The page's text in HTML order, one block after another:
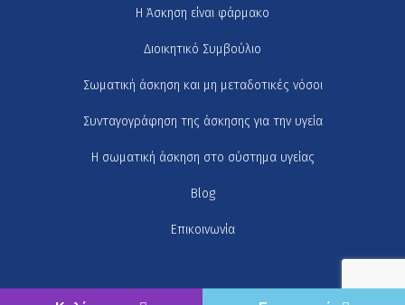
H Άσκηση είναι φάρμακο
Διοικητικό Συμβούλιο
Σωματική άσκηση και μη μεταδοτικές νόσοι
Συνταγογράφηση της άσκησης για την υγεία
Η σωματική άσκηση στο σύστημα υγείας
Blog
Επικοινωνία